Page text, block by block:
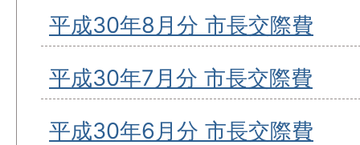
平成30年8月分 市長交際費
平成30年7月分 市長交際費
平成30年6月分 市長交際費